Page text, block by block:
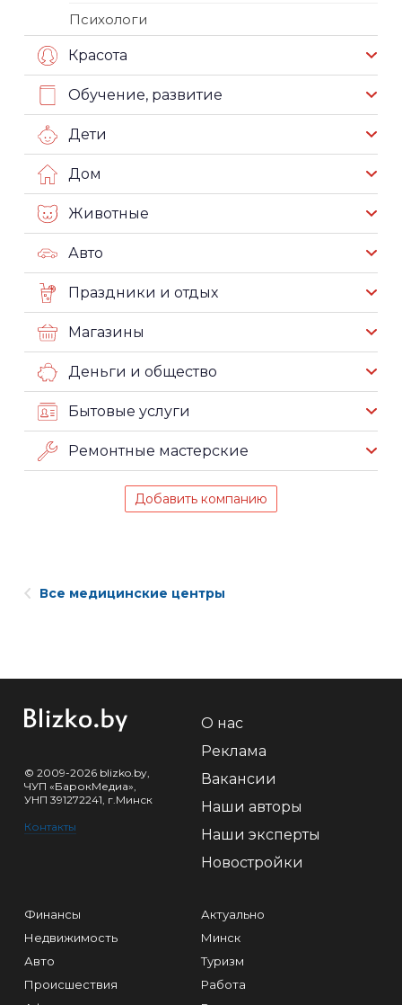
Психологи
Красота
Обучение, развитие
Дети
Дом
Животные
Авто
Праздники и отдых
Магазины
Деньги и общество
Бытовые услуги
Ремонтные мастерские
Добавить компанию
Все медицинские центры
© 2009-2026 blizko.by,
ЧУП «БарокМедиа»,
УНП 391272241, г.Минск
Контакты
О нас
Реклама
Вакансии
Наши авторы
Наши эксперты
Новостройки
Финансы
Недвижимость
Авто
Происшествия
Актуально
Минск
Туризм
Работа